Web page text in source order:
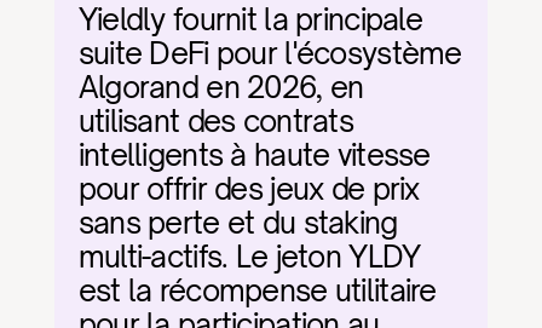
Yieldly fournit la principale
suite DeFi pour l'écosystème
Algorand en 2026, en
utilisant des contrats
intelligents à haute vitesse
pour offrir des jeux de prix
sans perte et du staking
multi-actifs. Le jeton YLDY
est la récompense utilitaire